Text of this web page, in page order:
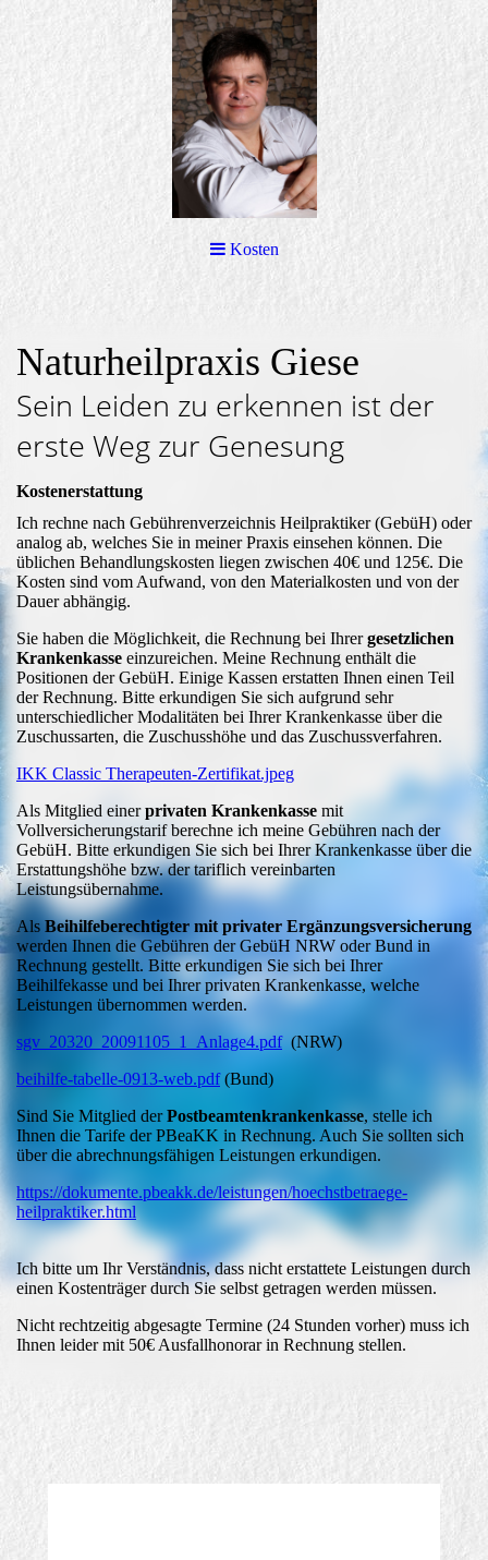
Kosten
Naturheilpraxis Giese
Sein Leiden zu erkennen ist der
erste Weg zur Genesung
Kostenerstattung
Ich rechne nach Gebührenverzeichnis Heilpraktiker (GebüH) oder
analog ab, welches Sie in meiner Praxis einsehen können. Die
üblichen Behandlungskosten liegen zwischen 40€ und 125€. Die
Kosten sind vom Aufwand, von den Materialkosten und von der
Dauer abhängig.
Sie haben die Möglichkeit, die Rechnung bei Ihrergesetzlichen
Krankenkasse einzureichen. Meine Rechnung enthält die
Positionen der GebüH. Einige Kassen erstatten Ihnen einen Teil
der Rechnung. Bitte erkundigen Sie sich aufgrund sehr
unterschiedlicher Modalitäten bei Ihrer Krankenkasse über die
Zuschussarten, die Zuschusshöhe und das Zuschussverfahren.
IKK Classic Therapeuten-Zertifikat.jpeg
Als Mitglied einerprivaten Krankenkasse mit
Vollversicherungstarif berechne ich meine Gebühren nach der
GebüH. Bitte erkundigen Sie sich bei Ihrer Krankenkasse über die
Erstattungshöhe bzw. der tariflich vereinbarten
Leistungsübernahme.
Als Beihilfeberechtigter mit privater Ergänzungsversicherung
werden Ihnen die Gebühren der GebüH NRW oder Bund in
Rechnung gestellt. Bitte erkundigen Sie sich bei Ihrer
Beihilfekasse und bei Ihrer privaten Krankenkasse, welche
Leistungen übernommen werden.
sgv_20320_20091105_1_Anlage4.pdf(NRW)
beihilfe-tabelle-0913-web.pdf(Bund)
Sind Sie Mitglied derPostbeamtenkrankenkasse, stelle ich
Ihnen die Tarife der PBeaKK in Rechnung. Auch Sie sollten sich
über die abrechnungsfähigen Leistungen erkundigen.
https://dokumente.pbeakk.de/leistungen/hoechstbetraege-
heilpraktiker.html
Ich bitte um Ihr Verständnis, dass nicht erstattete Leistungen durch
einen Kostenträger durch Sie selbst getragen werden müssen.
Nicht rechtzeitig abgesagte Termine (24 Stunden vorher) muss ich
Ihnen leider mit 50€ Ausfallhonorar in Rechnung stellen.